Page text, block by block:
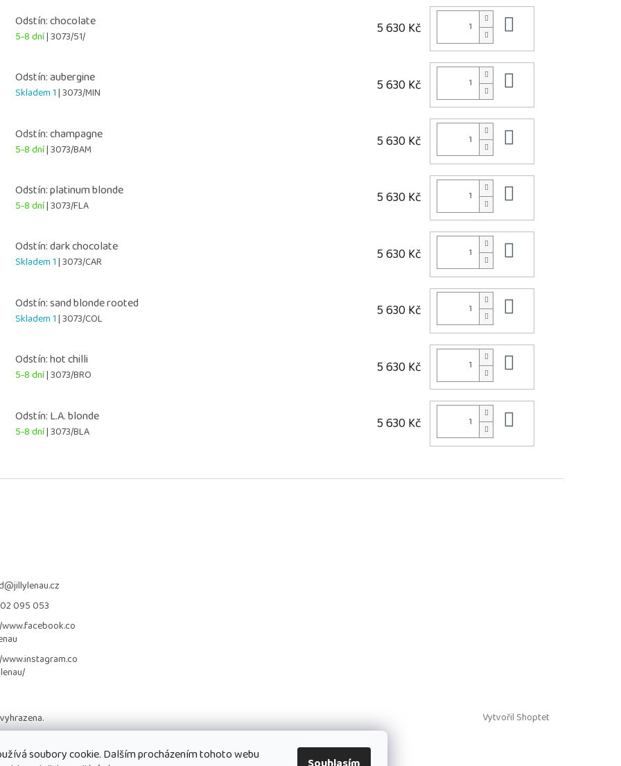
soubory cookie. Dalším procházením tohoto webu
Odstín: chocolate
5-8 dní| 3073/51/ 5 630 Kč
Odstín: aubergine
Skladem 1| 3073/MIN 5 630 Kč
Odstín: champagne
5-8 dní| 3073/BAM 5 630 Kč
Odstín: platinum blonde
5-8 dní| 3073/FLA 5 630 Kč
Odstín: dark chocolate
Skladem 1| 3073/CAR 5 630 Kč
Odstín: sand blonde rooted
Skladem 1| 3073/COL 5 630 Kč
Odstín: hot chilli
5-8 dní| 3073/BRO 5 630 Kč
Odstín: L.A. blonde
5-8 dní| 3073/BLA 5 630 Kč
@jillylenau.cz
095 053
Vytvořil Shoptet